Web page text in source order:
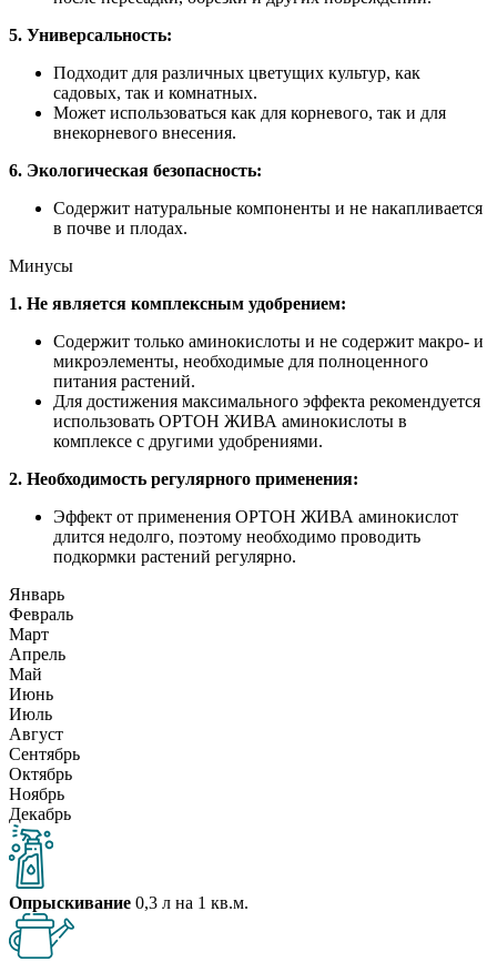
5. Универсальность:
Подходит для различных цветущих культур, как
садовых, так и комнатных.
Может использоваться как для корневого, так и для
внекорневого внесения.
6. Экологическая безопасность:
Содержит натуральные компоненты и не накапливается
в почве и плодах.
Минусы
1. Не является комплексным удобрением:
Содержит только аминокислоты и не содержит макро- и
микроэлементы, необходимые для полноценного
питания растений.
Для достижения максимального эффекта рекомендуется
использовать ОРТОН ЖИВА аминокислоты в
комплексе с другими удобрениями.
2. Необходимость регулярного применения:
Эффект от применения ОРТОН ЖИВА аминокислот
длится недолго, поэтому необходимо проводить
подкормки растений регулярно.
Январь
Февраль
Март
Апрель
Май
Июнь
Июль
Август
Сентябрь
Октябрь
Ноябрь
Декабрь
Опрыскивание 0,3 л на 1 кв.м.